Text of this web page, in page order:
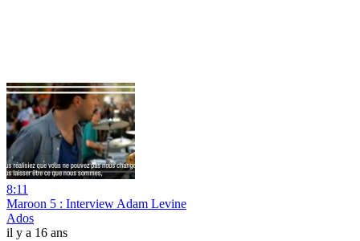
8:11
Maroon 5 : Interview Adam Levine
Ados
il y a 16 ans